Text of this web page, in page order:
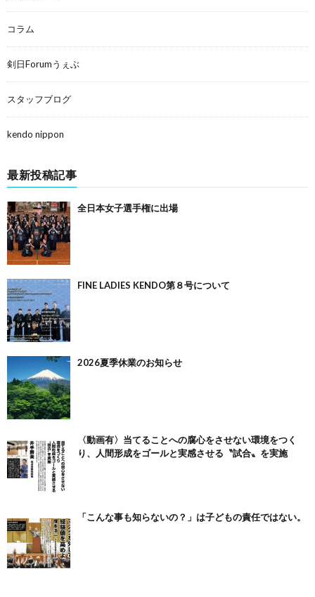
コラム
剣日Forumうぇぶ
スタッフブログ
kendo nippon
最新投稿記事
全日本女子選手権に出場
FINE LADIES KENDO第８号について
2026夏季休業のお知らせ
〈動画有〉当てることへの腐心をさせない環境をつく
り、人間形成をゴールと実感させる〝試合〟を実施
「こんな事も知らないの？」は子どもの責任ではない。